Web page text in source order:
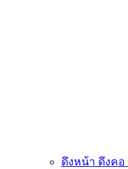
ดึงหน้า ดึงคอ